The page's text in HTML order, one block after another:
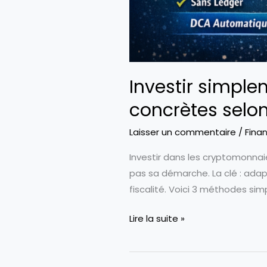
Investir
concrètes
Laisser un commentaire /
Investir dans les
pas sa démarche. La clé :
fiscalité. Voici 3 méthodes
Investir
dans
Lire la suite »